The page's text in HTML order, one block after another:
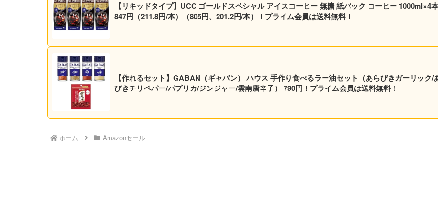
【リキッドタイプ】UCC ゴールドスペシャル アイスコーヒー 無糖 紙パック コーヒー 1000ml×4本
847円（211.8円/本）（805円、201.2円/本）！プライム会員は送料無料！
【作れるセット】GABAN（ギャバン） ハウス 手作り食べるラー油セット（あらびきガーリック/
びきチリペパー/パプリカ/ジンジャー/雲南唐辛子） 790円！プライム会員は送料無料！
ホーム Amazonセール